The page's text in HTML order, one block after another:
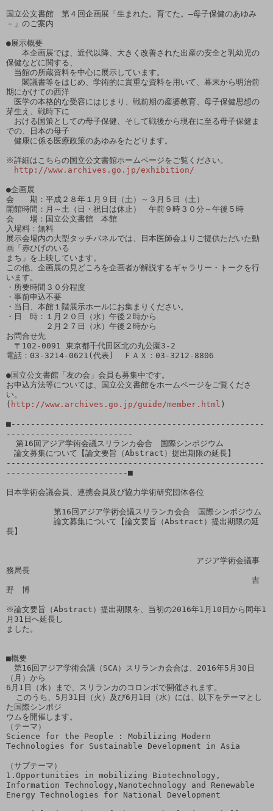
国立公文書館　第４回企画展「生まれた。育てた。―母子保健のあゆみ
－」のご案内
●展示概要
本企画展では、近代以降、大きく改善された出産の安全と乳幼児の
保健などに関する、
当館の所蔵資料を中心に展示しています。
閣議書等をはじめ、学術的に貴重な資料を用いて、幕末から明治前
期にかけての西洋
医学の本格的な受容にはじまり、戦前期の産婆教育、母子保健思想の
芽生え、戦時下に
おける国策としての母子保健、そして戦後から現在に至る母子保健ま
での、日本の母子
健康に係る医療政策のあゆみをたどります。
※詳細はこちらの国立公文書館ホームページをご覧ください。
http://www.archives.go.jp/exhibition/
●企画展
会　　期：平成２８年１月９日（土）～３月５日（土）
開館時間：月～土（日・祝日は休止）　午前９時３０分～午後５時
会　　場：国立公文書館　本館
入場料：無料
展示会場内の大型タッチパネルでは、日本医師会よりご提供ただいた動
画「赤ひげのいる
まち」を上映しています。
この他、企画展の見どころを企画者が解説するギャラリー・トークを行
います。
・所要時間３０分程度
・事前申込不要
・当日、本館１階展示ホールにお集まりください。
・日　時：１月２０日（水）午後２時から
２月２７日（水）午後２時から
お問合せ先
〒102-0091 東京都千代田区北の丸公園3-2
電話：03-3214-0621(代表)  ＦＡＸ：03-3212-8806
●国立公文書館「友の会」会員も募集中です。
お申込方法等については、国立公文書館をホームページをご覧くださ
い。
( http://www.archives.go.jp/guide/member.html )
■----------------------------------------------------
--------------------------
論文募集について【論文要旨（Abstract）提出期限の延長】
-----------------------------------------------------
-------------------------■
日本学術会議会員、連携会員及び協力学術研究団体各位
第16回アジア学術会議スリランカ会合　国際シンポジウム
論文募集について【論文要旨（Abstract）提出期限の延
長】
アジア学術会議事
務局長
吉
野　博
※論文要旨（Abstract）提出期限を、当初の2016年1月10日から同年1
月31日へ延長し
ました。
■概要
第16回アジア学術会議（SCA）スリランカ会合は、2016年5月30日
（月）から
6月1日（水）まで、スリランカのコロンボで開催されます。
た国際シンポジ
ウムを開催します。
（テーマ）
Science for the People : Mobilizing Modern
Technologies for Sustainable Development in Asia
（サブテーマ）
1.Opportunities in mobilizing Biotechnology,
Information Technology,Nanotechnology and Renewable
Energy Technologies for National Development